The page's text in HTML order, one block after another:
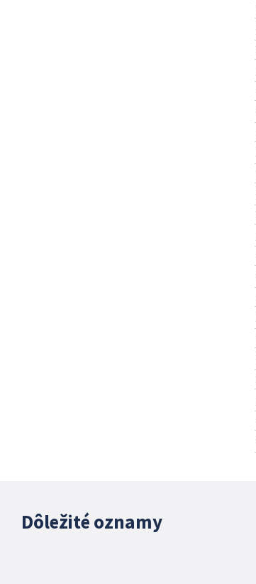
Dôležité oznamy